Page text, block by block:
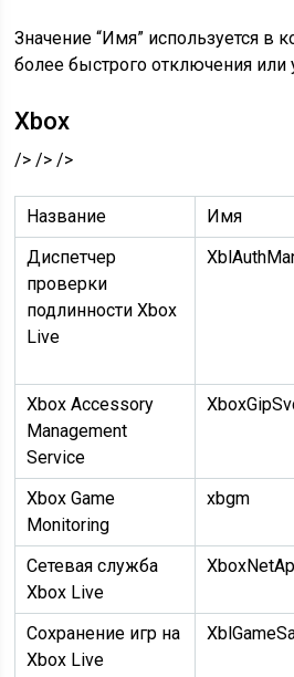
Значение “Имя” используется в
более быстрого отключения или
Xbox
/> /> />
Название Имя
Диспетчер
проверки
подлинности Xbox
Live
Xbox Accessory
Management
Service
Xbox Game
Monitoring
xbgm
Сетевая служба
Xbox Live
Сохранение игр на
Xbox Live